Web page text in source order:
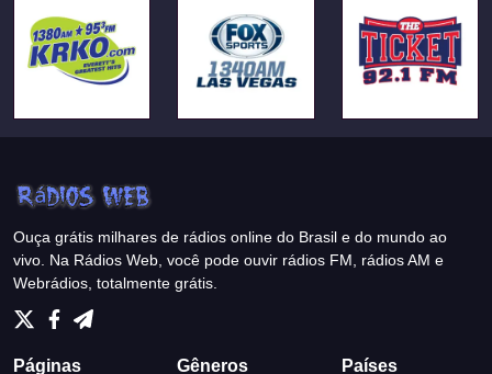
Ouça grátis milhares de rádios online do Brasil e do mundo ao
vivo. Na Rádios Web, você pode ouvir rádios FM, rádios AM e
Webrádios, totalmente grátis.
Páginas Gêneros Países